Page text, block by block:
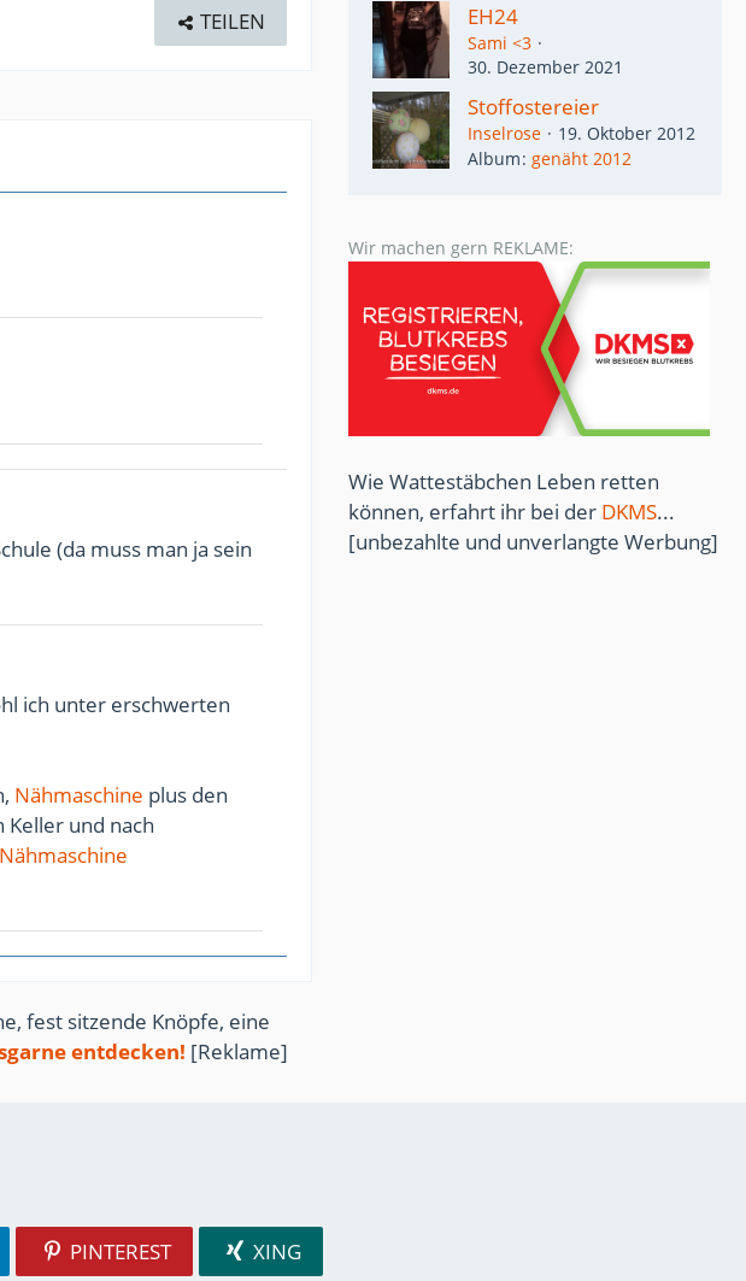
TEILEN
(da muss man ja sein
ich unter erschwerten
Nähmaschine plus den
und nach
Nähmaschine
fest sitzende Knöpfe, eine
entdecken! [Reklame]
EH24
Sami <3
30. Dezember 2021
Stoffostereier
Inselrose
19. Oktober 2012
Album genäht 2012
Wir machen gern REKLAME:
Wie Wattestäbchen Leben retten
können, erfahrt ihr bei der DKMS...
[unbezahlte und unverlangte Werbung]
PINTEREST XING